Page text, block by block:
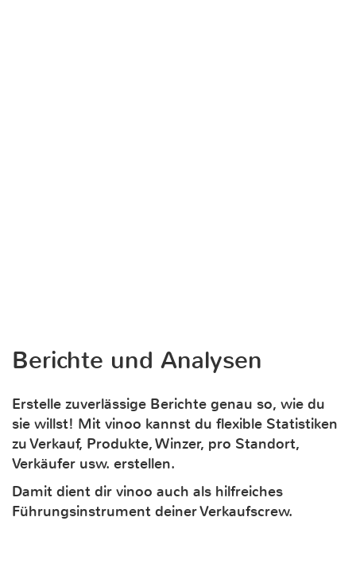
Berichte und Analysen
Erstelle zuverlässige Berichte genau so, wie du
sie willst! Mit vinoo kannst du flexible Statistiken
zu Verkauf, Produkte, Winzer, pro Standort,
Verkäufer usw. erstellen.
Damit dient dir vinoo auch als hilfreiches
Führungsinstrument deiner Verkaufscrew.